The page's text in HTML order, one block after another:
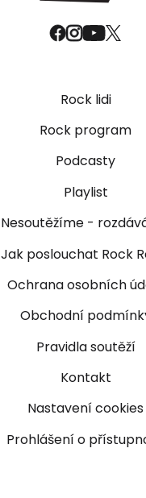
Rock lidi
Rock program
Podcasty
Playlist
Nesoutěžíme -
Jak poslouchat Rock
Ochrana osobních
Obchodní
Pravidla soutěží
Kontakt
Nastavení cookies
Prohlášení o